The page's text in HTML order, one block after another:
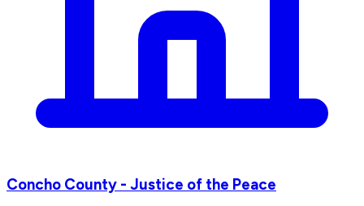
Concho County - Justice of the Peace